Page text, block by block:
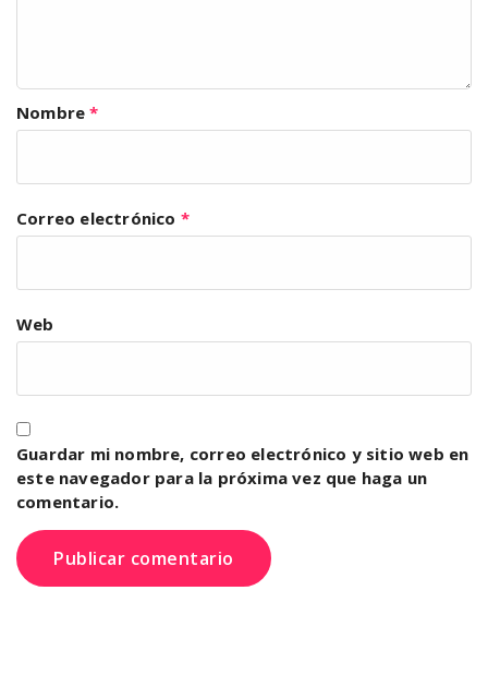
Nombre*
Correo electrónico *
Web
Guardar mi nombre, correo electrónico y sitio web en
este navegador para la próxima vez que haga un
comentario.